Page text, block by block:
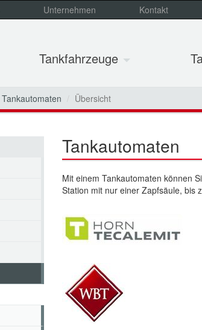
Unternehmen Kontakt
Tankfahrzeuge
Tankautomaten Übersicht
Tankautomaten
Mit einem Tankautomaten können
Station mit nur einer Zapfsäule, bis